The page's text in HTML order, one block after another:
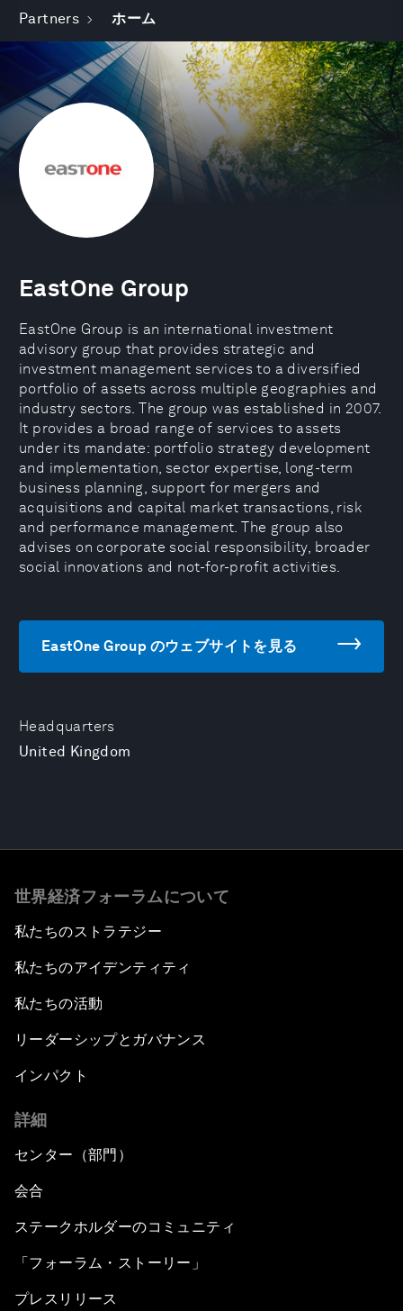
Partners ホーム
Headquarters
United Kingdom
EastOne Group
EastOne Group is an international investment
advisory group that provides strategic and
investment management services to a diversified
portfolio of assets across multiple geographies and
industry sectors. The group was established in 2007.
It provides a broad range of services to assets
under its mandate: portfolio strategy development
and implementation, sector expertise, long-term
business planning, support for mergers and
acquisitions and capital market transactions, risk
and performance management. The group also
advises on corporate social responsibility, broader
social innovations and not-for-profit activities.
EastOne Group のウェブサイトを見る
世界経済フォーラムについて
私たちのストラテジー
私たちのアイデンティティ
私たちの活動
リーダーシップとガバナンス
インパクト
詳細
センター（部門）
会合
ステークホルダーのコミュニティ
「フォーラム・ストーリー」
プレスリリース